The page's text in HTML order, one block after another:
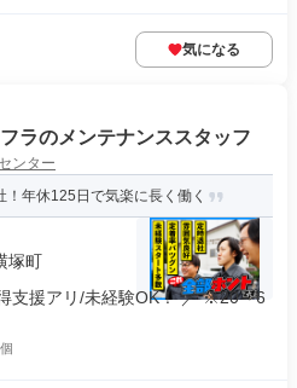
気になる
ラのメンテナンススタッフ
ンター
！年休125日で気楽に長く働く
塚町
支援アリ/未経験OK！ ／ ※20～6